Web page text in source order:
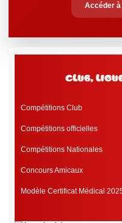
Accéder
club,
Compétitions Club
Compétitions officielles
Compétitions Nationales
Concours Amicaux
Modèle Certificat Médical